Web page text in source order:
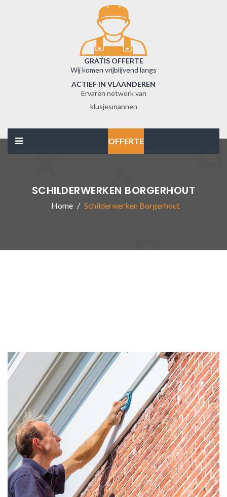
GRATIS OFFERTE
Wij komen vrijblijvend langs
ACTIEF IN VLAANDEREN
Ervaren netwerk van
klusjesmannen
OFFERTE
SCHILDERWERKEN BORGERHOUT
Home Schilderwerken Borgerhout